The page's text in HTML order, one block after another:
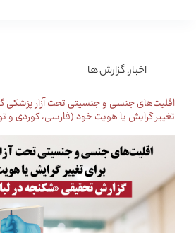
اخبار,گزارش ها
اقلیت‌های جنسی و جنسیتی تحت آزار پزشکی
تغییر گرایش یا هویت خود (فارسی، کوردی و